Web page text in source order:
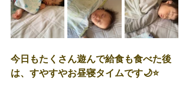
今日もたくさん遊んで給食も食べた後
は、すやすやお昼寝タイムです🌙⭐